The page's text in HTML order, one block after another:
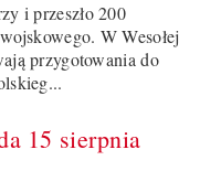
i przeszło 200
W Wesołej
przygotowania do
15 sierpnia